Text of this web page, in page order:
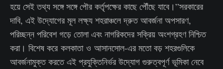
হয়ে সেই তথ্য সঙ্গে সঙ্গে পৌর কর্তৃপক্ষের কাছে পৌঁছে যাবে।”সরকারের
দাবি, এই উদ্যোগের মূল লক্ষ্য শহরাঞ্চলে দ্রুত আবর্জনা অপসারণ,
পরিচ্ছন্ন পরিবেশ গড়ে তোলা এবং নাগরিকদের সক্রিয় অংশগ্রহণ নিশ্চিত
করা। বিশেষ করে কলকাতা ও আসানসোল-এর মতো বড় শহরগুলিকে
আবর্জনামুক্ত করতে এই প্রযুক্তিনির্ভর উদ্যোগ গুরুত্বপূর্ণ ভূমিকা নেবে